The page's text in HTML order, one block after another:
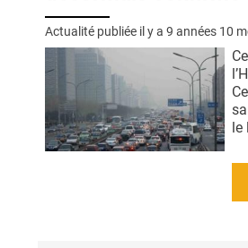
Actualité publiée il y a 9 années 10
le